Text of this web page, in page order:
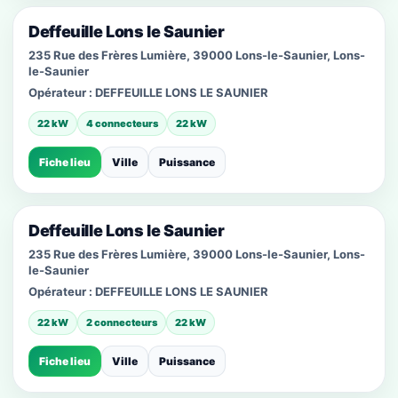
Deffeuille Lons le Saunier
235 Rue des Frères Lumière, 39000 Lons-le-Saunier, Lons-
le-Saunier
Opérateur : DEFFEUILLE LONS LE SAUNIER
22 kW 4 connecteurs 22 kW
Fiche lieu Ville Puissance
Deffeuille Lons le Saunier
235 Rue des Frères Lumière, 39000 Lons-le-Saunier, Lons-
le-Saunier
Opérateur : DEFFEUILLE LONS LE SAUNIER
22 kW 2 connecteurs 22 kW
Fiche lieu Ville Puissance